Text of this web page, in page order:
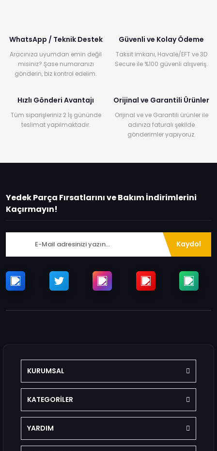
WhatsApp / Teknik Destek
Aracınıza uyumdan emin değil
misiniz? Şase numaranızı
gönderin, biz kontrol edelim.
Güvenli ve Kolay Ödeme
Taksit imkanı, Havale/EFT ve 3D
Secure ile %100 güvenli alışveriş.
Hızlı Gönderi Avantajı
Tüm siparişleriniz 2 İş gününde
teslimat yapılmaktadır.
Orijinal ve Garantili Ürünler
Orijinal ve ve Garantili ürünler ile
adınıza faturalı şekilde
gönderimler yapıyoruz.
Yedek Parça Fırsatlarını ve Bakım İndirimlerini
Kaçırmayın!
Kaydol
KURUMSAL
KATEGORİLER
YARDIM